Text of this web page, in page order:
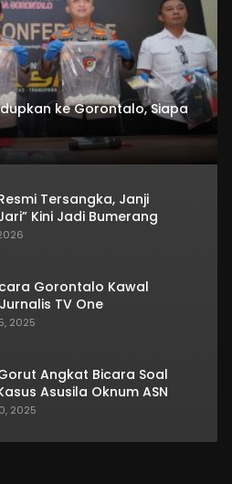
ke Gorontalo, Siapa
Tersangka, Janji
Kini Jadi Bumerang
Gorontalo Kawal
TV One
2025
Angkat Bicara Soal
Asusila Oknum ASN
2025